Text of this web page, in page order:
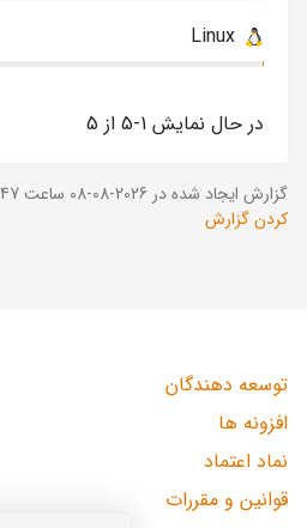
Linux
در حال نمایش 1-5 از 5
گزارش ایجاد شده در 2026-08-08 ساعت 18:11:47 (UTC +03:30).
کردن گزارش
توسعه دهندگان
افزونه ها
نماد اعتماد
قوانین و مقررات